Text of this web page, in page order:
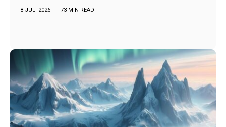
8 JULI 2026 73 MIN READ